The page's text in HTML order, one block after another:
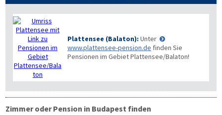
Plattensee (Balaton): Unter
www.plattensee-pension.de finden Sie
Pensionen im Gebiet Plattensee/Balaton!
Zimmer oder Pension in Budapest finden